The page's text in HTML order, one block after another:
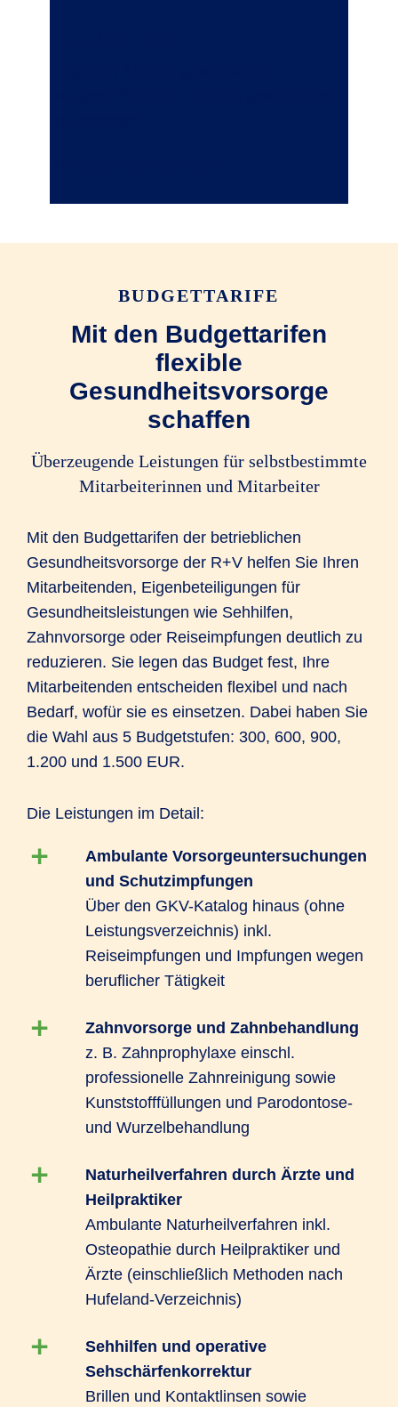
BUDGETTARIFE
Mit den Budgettarifen
flexible
Gesundheitsvorsorge
schaffen
Überzeugende Leistungen für selbstbestimmte
Mitarbeiterinnen und Mitarbeiter
Mit den Budgettarifen der betrieblichen
Gesundheitsvorsorge der R+V helfen Sie Ihren
Mitarbeitenden, Eigenbeteiligungen für
Gesundheitsleistungen wie Sehhilfen,
Zahnvorsorge oder Reiseimpfungen deutlich zu
reduzieren. Sie legen das Budget fest, Ihre
Mitarbeitenden entscheiden flexibel und nach
Bedarf, wofür sie es einsetzen. Dabei haben Sie
die Wahl aus 5 Budgetstufen: 300, 600, 900,
1.200 und 1.500 EUR.
Die Leistungen im Detail:
Ambulante Vorsorgeuntersuchungen
und Schutzimpfungen
Über den GKV-Katalog hinaus (ohne
Leistungsverzeichnis) inkl.
Reiseimpfungen und Impfungen wegen
beruflicher Tätigkeit
Zahnvorsorge und Zahnbehandlung
z. B. Zahnprophylaxe einschl.
professionelle Zahnreinigung sowie
Kunststofffüllungen und Parodontose-
und Wurzelbehandlung
Naturheilverfahren durch Ärzte und
Heilpraktiker
Ambulante Naturheilverfahren inkl.
Osteopathie durch Heilpraktiker und
Ärzte (einschließlich Methoden nach
Hufeland-Verzeichnis)
Sehhilfen und operative
Sehschärfenkorrektur
Brillen und Kontaktlinsen sowie